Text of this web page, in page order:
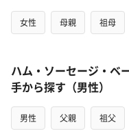
女性 母親 祖母
ハム・ソーセージ・ベ
手から探す（男性）
男性 父親 祖父